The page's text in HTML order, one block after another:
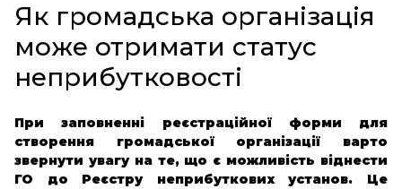
Як громадська організація
може отримати статус
неприбутковості
При заповненні реєстраційної форми для
створення громадської організації варто
звернути увагу на те, що є можливість віднести
ГО до Реєстру неприбуткових установ. Це